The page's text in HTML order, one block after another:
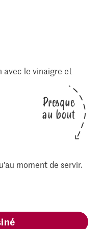
avec le vinaigre et
Presque
au bout
moment de servir.